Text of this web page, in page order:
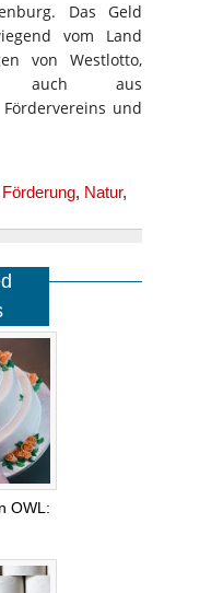
Das Geld
vom Land
von Westlotto,
auch aus
und
Förderung, Natur,
OWL: